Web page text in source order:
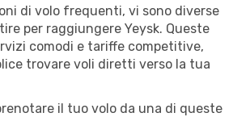
di volo frequenti, vi sono diverse
per raggiungere Yeysk. Queste
comodi e tariffe competitive,
trovare voli diretti verso la tua
il tuo volo da una di queste